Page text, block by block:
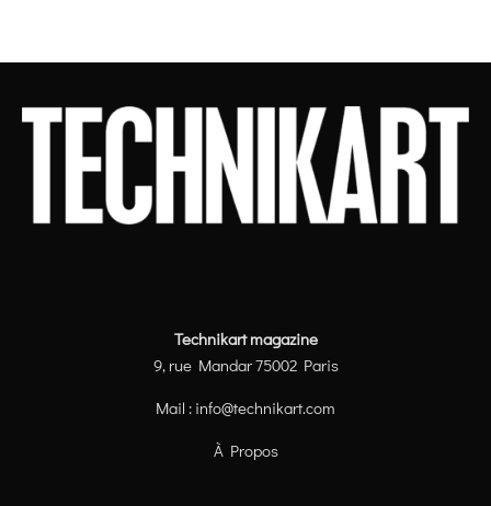
Technikart magazine
9, rue Mandar 75002 Paris
Mail : info@technikart.com
À Propos